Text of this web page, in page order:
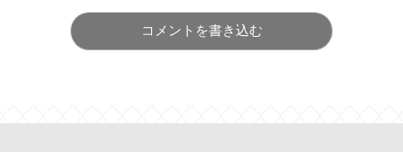
コメントを書き込む